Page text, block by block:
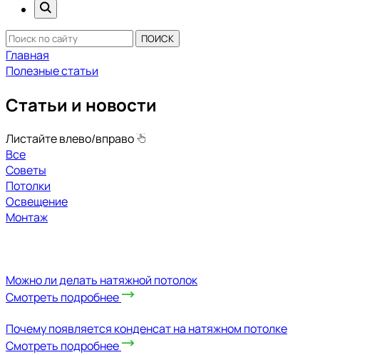
ПОИСК
Главная
Полезные статьи
Статьи и новости
Листайте влево/вправо
Все
Советы
Потолки
Освещение
Монтаж
Можно ли делать натяжной потолок
Смотреть подробнее
Почему появляется конденсат на натяжном потолке
Смотреть подробнее